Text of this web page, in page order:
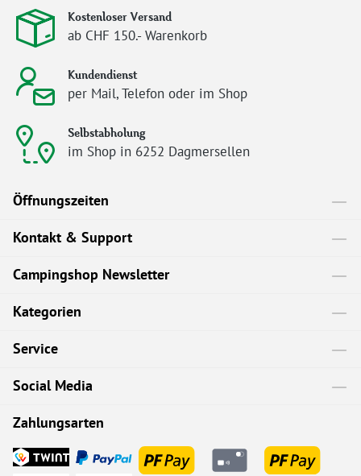
Kostenloser Versand
ab CHF 150.- Warenkorb
Kundendienst
per Mail, Telefon oder im Shop
Selbstabholung
im Shop in 6252 Dagmersellen
Öffnungszeiten
Kontakt & Support
Campingshop Newsletter
Kategorien
Service
Social Media
Zahlungsarten